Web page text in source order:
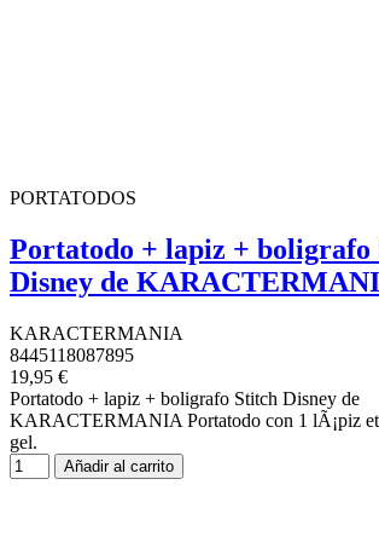
PORTATODOS
Portatodo + lapiz + boligrafo
Disney de
KARACTERMANIA
8445118087895
19,95 €
Portatodo + lapiz + boligrafo Stitch Disney de
KARACTERMANIA Portatodo con 1 lÃ¡piz
gel.
Añadir al carrito